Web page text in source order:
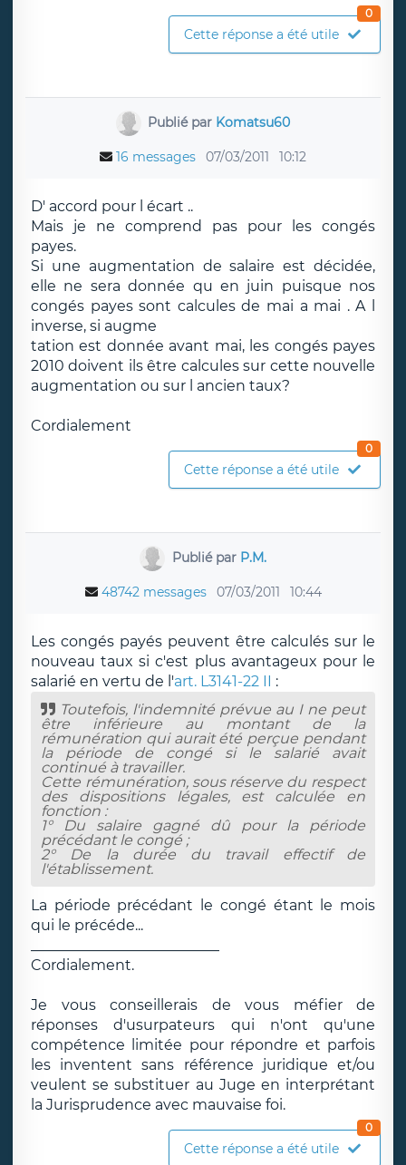
Cette réponse a été utile
0
Publié par Komatsu60
16 messages 07/03/2011 10:12
D' accord pour l écart ..
Mais je ne comprend pas pour les congés
payes.
Si une augmentation de salaire est décidée,
elle ne sera donnée qu en juin puisque nos
congés payes sont calcules de mai a mai . A l
inverse, si augme
tation est donnée avant mai, les congés payes
2010 doivent ils être calcules sur cette nouvelle
augmentation ou sur l ancien taux?
Cordialement
Cette réponse a été utile
0
Publié par P.M.
48742 messages 07/03/2011 10:44
Les congés payés peuvent être calculés sur le
nouveau taux si c'est plus avantageux pour le
salarié en vertu de l'art. L3141-22 II :
Toutefois, l'indemnité prévue au I ne peut
être inférieure au montant de la
rémunération qui aurait été perçue pendant
la période de congé si le salarié avait
continué à travailler.
Cette rémunération, sous réserve du respect
des dispositions légales, est calculée en
fonction :
1° Du salaire gagné dû pour la période
précédant le congé ;
2° De la durée du travail effectif de
l'établissement.
La période précédant le congé étant le mois
qui le précéde...
Cordialement.
Je vous conseillerais de vous méfier de
réponses d'usurpateurs qui n'ont qu'une
compétence limitée pour répondre et parfois
les inventent sans référence juridique et/ou
veulent se substituer au Juge en interprétant
la Jurisprudence avec mauvaise foi.
Cette réponse a été utile
0